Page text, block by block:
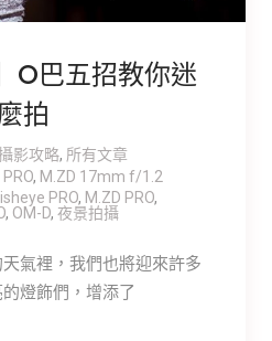
O巴五招教你迷
拍
影攻略, 所有文章
, M.ZD 17mm f/1.2
PRO, M.ZD PRO,
, OM-D, 夜景拍攝
氣裡，我們也將迎來許多
燈飾們，增添了